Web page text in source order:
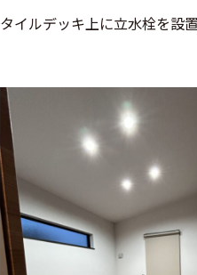
タイルデッキ上に立水栓を設